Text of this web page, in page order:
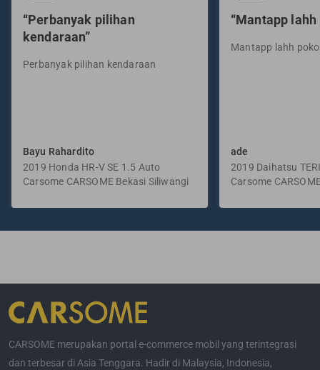
“Perbanyak pilihan
kendaraan”
Perbanyak pilihan kendaraan
Bayu Rahardito
2019 Honda HR-V SE 1.5 Auto
Carsome CARSOME Bekasi Siliwangi
“Mantapp lahh
Mantapp lahh
ade
2019 Daihatsu
Manual
Carsome
CARSOME merupakan portal e-commerce mobil yang terintegrasi
dan terbesar di Asia Tenggara. Hadir di Malaysia, Indonesia,